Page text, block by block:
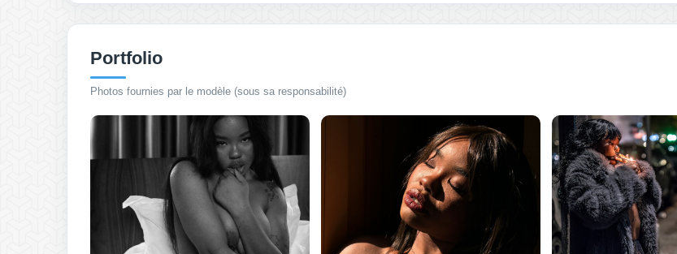
Portfolio
Photos fournies par le modèle (sous sa responsabilité)